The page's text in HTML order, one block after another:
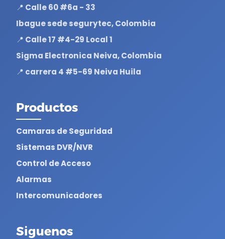
📍 Calle 60 #6a - 33
Ibague sede segurytec, Colombia
📍 Calle 17 #4-29 Local 1
Sigma Electronica Neiva, Colombia
📍 carrera 4 #5-69 Neiva Huila
Productos
Camaras de Seguridad
Sistemas DVR/NVR
Control de Acceso
Alarmas
Intercomunicadores
Siguenos